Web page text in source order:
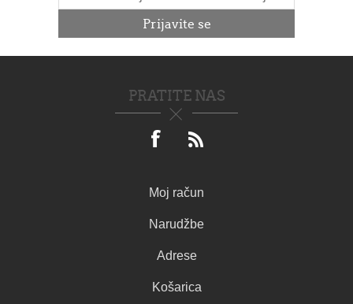
PRATITE NAS
Moj račun
Narudžbe
Adrese
Košarica